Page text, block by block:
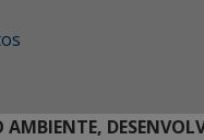
AMBIENTE,